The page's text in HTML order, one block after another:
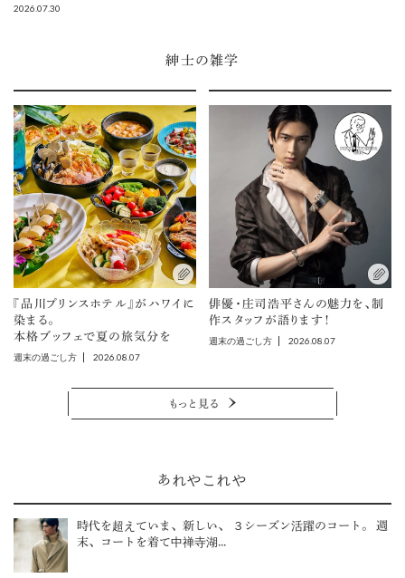
2026.07.30
紳士の雑学
『品川プリンスホテル』がハワイに
染まる。
本格ブッフェで夏の旅気分を
週末の過ごし方 2026.08.07
俳優・庄司浩平さんの魅力を、制
作スタッフが語ります！
週末の過ごし方 2026.08.07
もっと見る
あれやこれや
時代を超えていま、新しい、 ３シーズン活躍のコート。 週
末、コートを着て中禅寺湖...